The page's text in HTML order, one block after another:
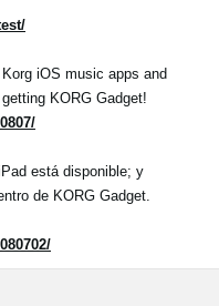
iOS music apps and
KORG Gadget!
está disponible; y
de KORG Gadget.